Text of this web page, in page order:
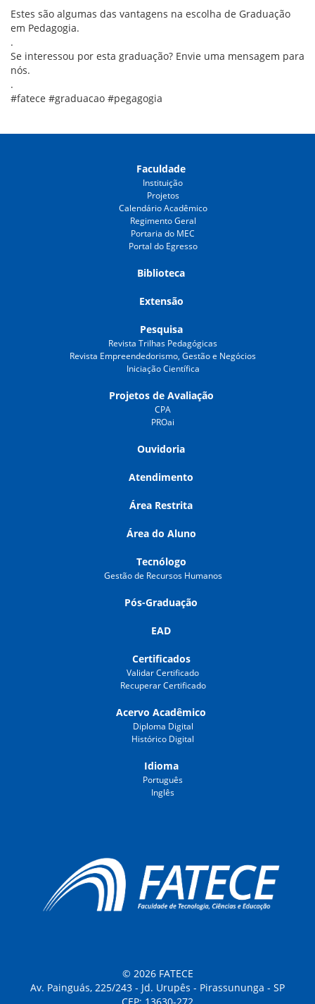
Estes são algumas das vantagens na escolha de Graduação
em Pedagogia.
.
Se interessou por esta graduação? Envie uma mensagem para
nós.
.
#fatece #graduacao #pegagogia
Faculdade
Instituição
Projetos
Calendário Acadêmico
Regimento Geral
Portaria do MEC
Portal do Egresso
Biblioteca
Extensão
Pesquisa
Revista Trilhas Pedagógicas
Revista Empreendedorismo, Gestão e Negócios
Iniciação Científica
Projetos de Avaliação
CPA
PROai
Ouvidoria
Atendimento
Área Restrita
Área do Aluno
Tecnólogo
Gestão de Recursos Humanos
Pós-Graduação
EAD
Certificados
Validar Certificado
Recuperar Certificado
Acervo Acadêmico
Diploma Digital
Histórico Digital
Idioma
Português
Inglês
© 2026 FATECE
Av. Painguás, 225/243 - Jd. Urupês - Pirassununga - SP
CEP: 13630-272